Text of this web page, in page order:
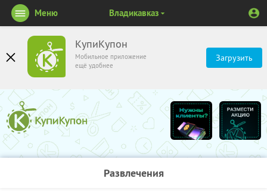
КупиКупон
Мобильное приложение
ещё удобнее
Загрузить
Меню Владикавказ
Развлечения